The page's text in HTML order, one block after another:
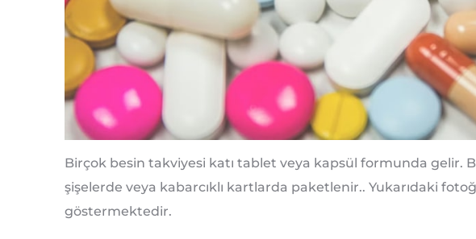
Birçok besin takviyesi katı tablet veya kapsül formunda gelir.
şişelerde veya kabarcıklı kartlarda paketlenir.. Yukarıdaki
göstermektedir.